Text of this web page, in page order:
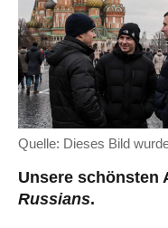
Quelle: Dieses Bild
Unsere schönsten
Russians.